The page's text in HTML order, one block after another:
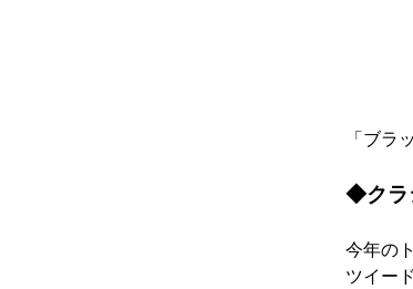
「ブラ
◆クラ
今年の
ツイー